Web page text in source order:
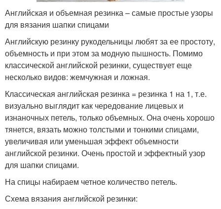
Английская и объемная резинка – самые простые узоры
для вязания шапки спицами
Английскую резинку рукодельницы любят за ее простоту,
объемность и при этом за модную пышность. Помимо
классической английской резинки, существует еще
несколько видов: жемчужная и ложная.
Классическая английская резинка = резинка 1 на 1, т.е.
визуально выглядит как чередование лицевых и
изнаночных петель, только объемных. Она очень хорошо
тянется, вязать можно толстыми и тонкими спицами,
увеличивая или уменьшая эффект объемности
английской резинки. Очень простой и эффектный узор
для шапки спицами.
На спицы набираем четное количество петель.
Схема вязания английской резинки: